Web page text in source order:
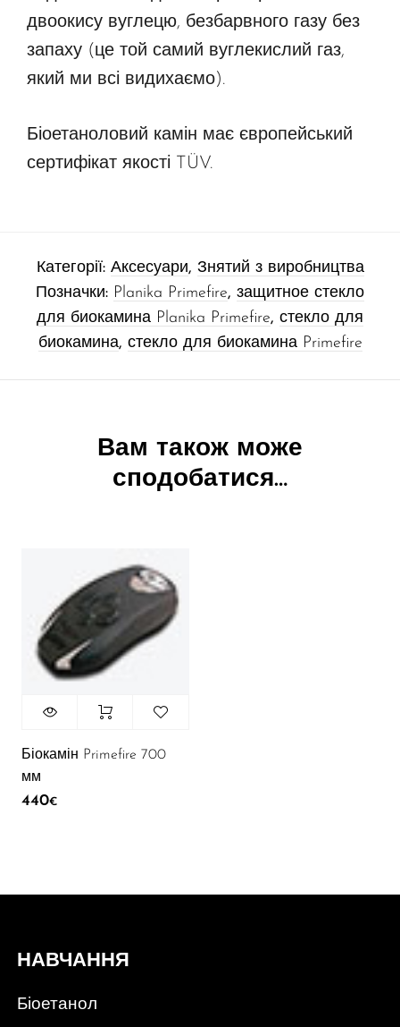
двоокису вуглецю, безбарвного газу без
запаху (це той самий вуглекислий газ,
який ми всі видихаємо).
Біоетаноловий камін має європейський
сертифікат якості TÜV.
Категорії: Аксесуари, Знятий з виробництва
Позначки: Planika Primefire, защитное стекло
для биокамина Planika Primefire, стекло для
биокамина, стекло для биокамина Primefire
Вам також може
сподобатися…
Біокамін Primefire 700
мм
440€
НАВЧАННЯ
Біоетанол